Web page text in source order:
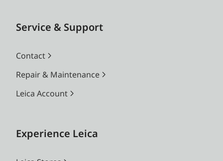
Service & Support
Contact
Repair & Maintenance
Leica Account
Experience Leica